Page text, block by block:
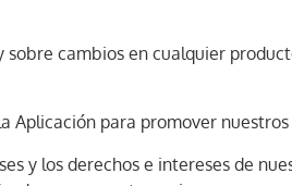
cambios en cualquier
Aplicación para promover
y los derechos e intereses de